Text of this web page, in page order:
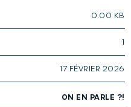
0.00 KB
1
17 FÉVRIER 2026
ON EN PARLE ?!